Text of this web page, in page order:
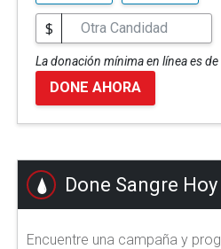
$
La donación mínima en línea es de
DONE AHORA
Done Sangre Hoy
Encuentre una campaña y